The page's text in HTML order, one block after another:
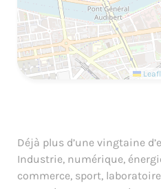
Déjà plus d’une vingtaine
Industrie, numérique,
commerce, sport,